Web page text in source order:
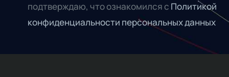
подтверждаю, что ознакомился с Политикой
конфиденциальности персональных данных